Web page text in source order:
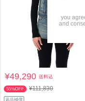
¥49,290送料込
55%OFF ¥111,830
返品補償